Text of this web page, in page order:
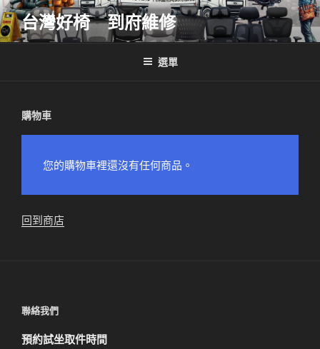
跳
至
主
台灣好椅 到府維修
選單
購物車
您的購物車裡還沒有任何商品。
回到商店
聯絡我們
預約試坐取件時間